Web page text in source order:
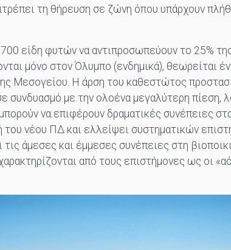
τη θήρευση σε ζώνη όπου υπάρχουν
είδη φυτών να αντιπροσωπεύουν το 25%
μόνο στον Όλυμπο (ενδημικά), θεωρείται
Μεσογείου. Η άρση του καθεστώτος
συνδυασμό με την ολοένα μεγαλύτερη πίεση,
να επιφέρουν δραματικές συνέπειες
νέου ΠΔ και ελλείψει συστηματικών
τις άμεσες και έμμεσες συνέπειες στη
από τους επιστήμονες ως οι